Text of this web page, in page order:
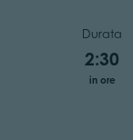
Durata
2:30
in ore